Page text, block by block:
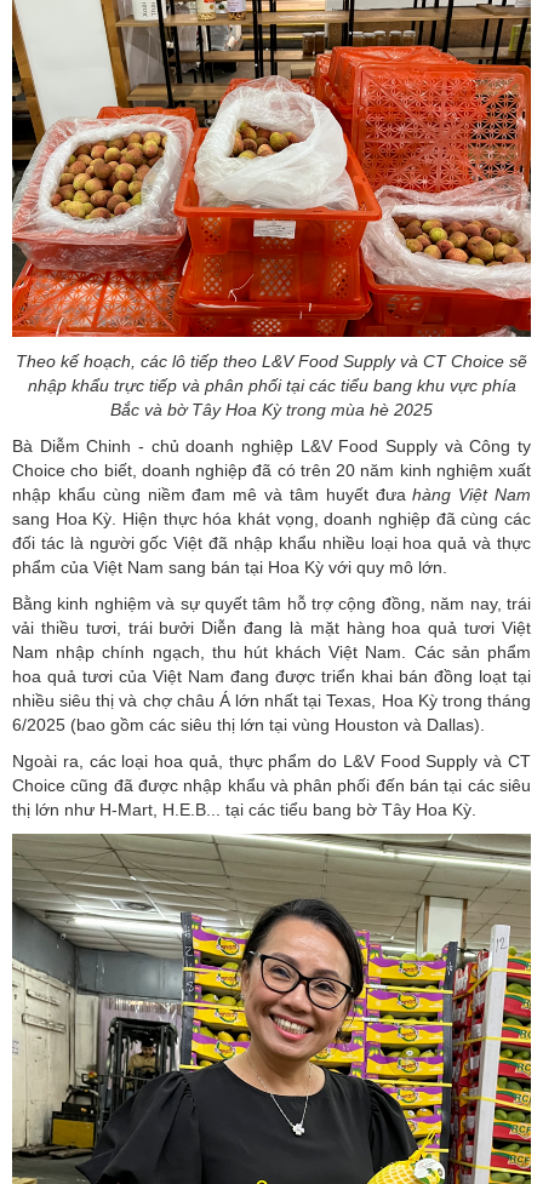
Theo kế hoạch, các lô tiếp theo L&V Food Supply và CT Choice sẽ
nhập khẩu trực tiếp và phân phối tại các tiểu bang khu vực phía
Bắc và bờ Tây Hoa Kỳ trong mùa hè 2025
Bà Diễm Chinh - chủ doanh nghiệp L&V Food Supply và Công ty
Choice cho biết, doanh nghiệp đã có trên 20 năm kinh nghiệm xuất
nhập khẩu cùng niềm đam mê và tâm huyết đưahàng Việt Nam
sang Hoa Kỳ. Hiện thực hóa khát vọng, doanh nghiệp đã cùng các
đối tác là người gốc Việt đã nhập khẩu nhiều loại hoa quả và thực
phẩm của Việt Nam sang bán tại Hoa Kỳ với quy mô lớn.
Bằng kinh nghiệm và sự quyết tâm hỗ trợ cộng đồng, năm nay, trái
vải thiều tươi, trái bưởi Diễn đang là mặt hàng hoa quả tươi Việt
Nam nhập chính ngạch, thu hút khách Việt Nam. Các sản phẩm
hoa quả tươi của Việt Nam đang được triển khai bán đồng loạt tại
nhiều siêu thị và chợ châu Á lớn nhất tại Texas, Hoa Kỳ trong tháng
6/2025 (bao gồm các siêu thị lớn tại vùng Houston và Dallas).
Ngoài ra, các loại hoa quả, thực phẩm do L&V Food Supply và CT
Choice cũng đã được nhập khẩu và phân phối đến bán tại các siêu
thị lớn như H-Mart, H.E.B... tại các tiểu bang bờ Tây Hoa Kỳ.